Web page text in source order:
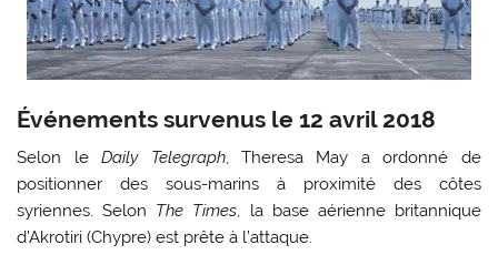
Événements survenus le 12 avril 2018
Selon leDaily Telegraph, Theresa May a ordonné de
positionner des sous-marins à proximité des côtes
syriennes. Selon The Times, la base aérienne britannique
d’Akrotiri (Chypre) est prête à l’attaque.